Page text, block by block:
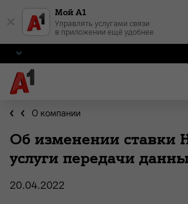
Мой А1
Управлять услугами связи
в приложении ещё удобнее
О компании
Об изменении ставки
услуги передачи
20.04.2022